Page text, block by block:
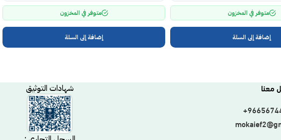
متوفر في المخزون
إضافة إلى السلة
متوفر في المخزون
إضافة إلى السلة
معنا
شهادات التوثيق